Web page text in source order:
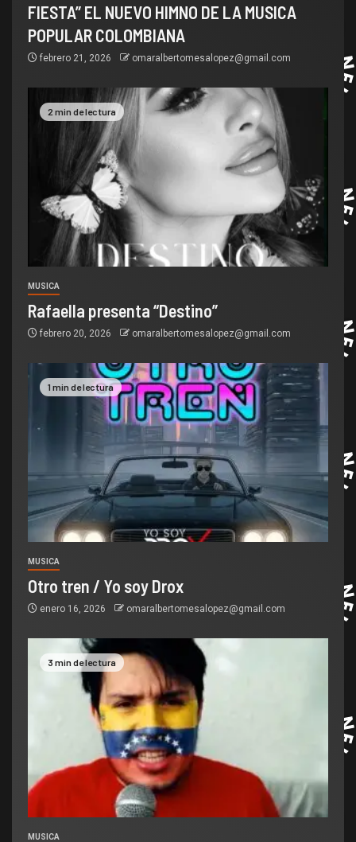
FIESTA” EL NUEVO HIMNO DE LA MUSICA
POPULAR COLOMBIANA
febrero 21, 2026 omaralbertomesalopez@gmail.com
2 min de lectura
MUSICA
Rafaella presenta “Destino”
febrero 20, 2026 omaralbertomesalopez@gmail.com
1 min de lectura
MUSICA
Otro tren / Yo soy Drox
enero 16, 2026 omaralbertomesalopez@gmail.com
3 min de lectura
MUSICA